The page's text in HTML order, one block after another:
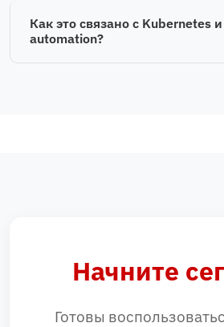
Как это связано с Kubernetes
automation?
Начните
Готовы